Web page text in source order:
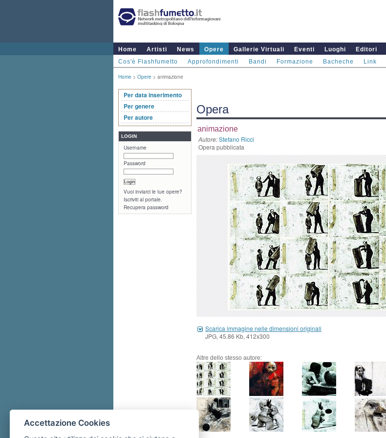
Home Artisti News Opere Gallerie Virtuali Eventi Luoghi Editori
Cos'è Flashfumetto
Approfondimenti Bandi Formazione Bacheche Link
Home > Opere > animazione
Per data inserimento
Per genere
Per autore
LOGIN
Username
Password
Vuoi inviarci le tue opere?
Iscriviti al portale.
Recupera password
Opera
animazione
Autore:Stefano Ricci
Opera pubblicata
Scarica immagine nelle dimensioni originali
JPG, 45.86 Kb, 412x300
Altre dello stesso autore:
Accettazione Cookies